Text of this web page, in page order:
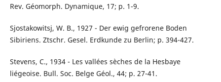
Rev. Géomorph. Dynamique, 17; p. 1-9.
Sjostakowitsj, W. B., 1927 - Der ewig gefrorene Boden
Sibiriens. Ztschr. Gesel. Erdkunde zu Berlin; p. 394-427.
Stevens, C., 1934 - Les vallées sèches de la Hesbaye
liégeoise. Bull. Soc. Belge Géol., 44; p. 27-41.